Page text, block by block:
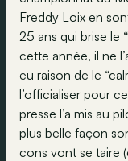
Freddy Loix en
25 ans qui brise le
cette année, il ne
eu raison de le
l’officialiser pour
presse l’a mis au
plus belle façon
cons vont se taire